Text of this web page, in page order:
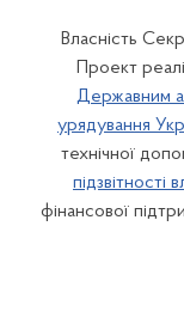
Власність
Проект
Державним
урядування
технічної
підзвітності
фінансової